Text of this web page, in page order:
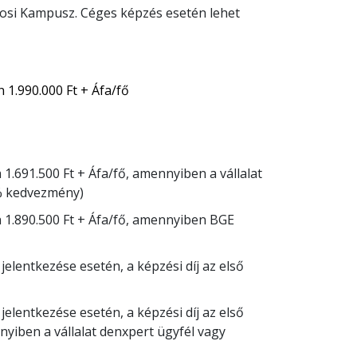
Kampusz. Céges képzés esetén lehet
Ft + Áfa/fő
Ft + Áfa/fő, amennyiben a vállalat
Ft + Áfa/fő, amennyiben BGE
esetén, a képzési díj az első
esetén, a képzési díj az első
a vállalat denxpert ügyfél vagy